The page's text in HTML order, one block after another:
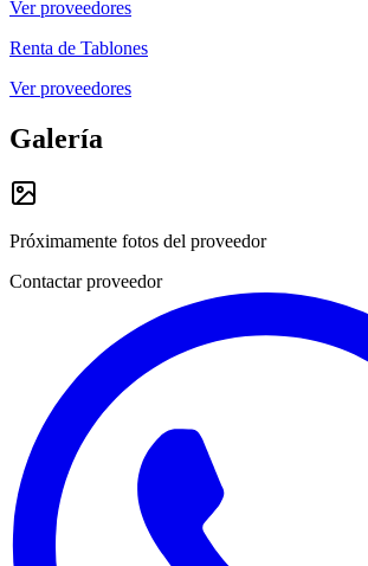
Ver proveedores
Renta de Tablones
Ver proveedores
Galería
Próximamente fotos del proveedor
Contactar proveedor